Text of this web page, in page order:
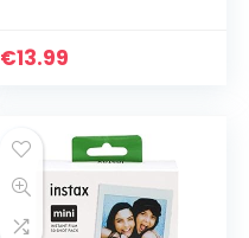
Dashboard Car
€13.99